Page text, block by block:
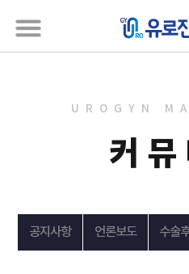
UROGYN
커뮤
공지사항 언론보도 수술